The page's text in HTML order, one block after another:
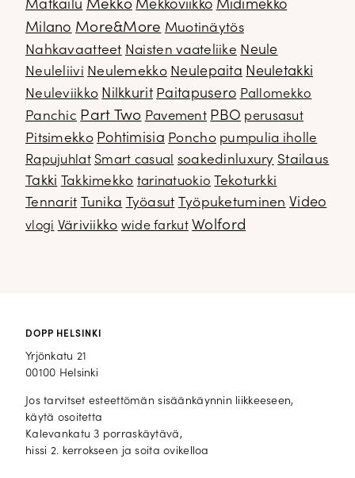
Matkailu Mekko Mekkoviikko Midimekko
Milano More&More Muotinäytös
Nahkavaatteet Naisten vaateliike Neule
Neuleliivi Neulemekko Neulepaita Neuletakki
Neuleviikko Nilkkurit Paitapusero Pallomekko
Panchic Part Two Pavement PBO perusasut
Pitsimekko Pohtimisia Poncho pumpulia iholle
Rapujuhlat Smart casual soakedinluxury Stailaus
Takki
Takkimekko tarinatuokio
Tekoturkki
Tennarit
Tunika Työasut Työpuketuminen Video
vlogi Väriviikko wide farkut Wolford
DOPP HELSINKI
Yrjönkatu 21
00100 Helsinki
Jos tarvitset esteettömän sisäänkäynnin liikkeeseen,
käytä osoitetta
Kalevankatu 3 porraskäytävä,
hissi 2. kerrokseen ja soita ovikelloa